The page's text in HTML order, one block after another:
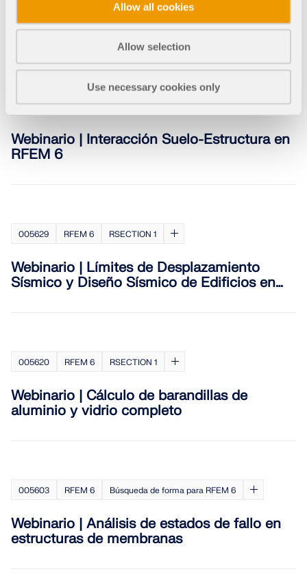
Allow all cookies
Allow selection
Use necessary cookies only
Webinario | Análisis del Espectro de
Respuesta ASCE 7-22 en RFEM 6 (USA)
005635 RFEM 6 Análisis geotécnico para RFEM 6
Webinario | Interacción Suelo-Estructura en
RFEM 6
005629 RFEM 6 RSECTION 1
Webinario | Límites de Desplazamiento
Sísmico y Diseño Sísmico de Edificios en
005620 RFEM 6 RSECTION 1
Webinario | Cálculo de barandillas de
aluminio y vidrio completo
005603 RFEM 6 Búsqueda de forma para RFEM 6
Webinario | Análisis de estados de fallo en
estructuras de membranas